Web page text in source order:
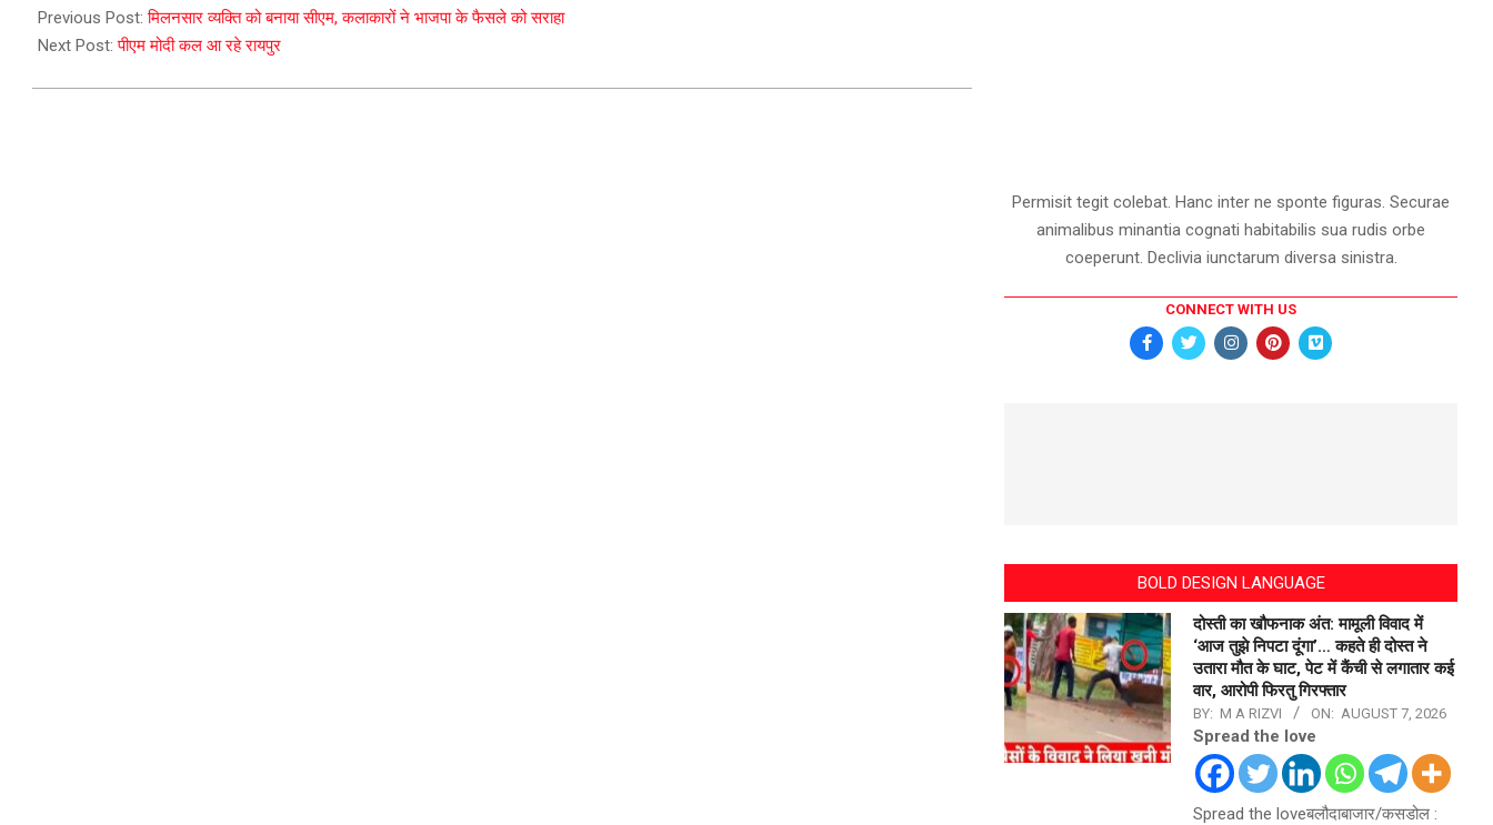
12-
12
Previous Post:मिलनसार व्यक्ति को बनाया सीएम, कलाकारों ने भाजपा के फैसले को सराहा
Next Post:पीएम मोदी कल आ रहे रायपुर
Permisit tegit colebat. Hanc inter ne sponte figuras. Securae
animalibus minantia cognati habitabilis sua rudis orbe
coeperunt. Declivia iunctarum diversa sinistra.
CONNECT WITH US
BOLD DESIGN LANGUAGE
दोस्ती का खौफनाक अंत: मामूली विवाद में
‘आज तुझे निपटा दूंगा’… कहते ही दोस्त ने
उतारा मौत के घाट, पेट में कैंची से लगातार कई
वार, आरोपी फिरतु गिरफ्तार
BY: M A RIZVI ON: AUGUST 7, 2026
Spread the love
Spread the loveबलौदाबाजार/कसडोल :